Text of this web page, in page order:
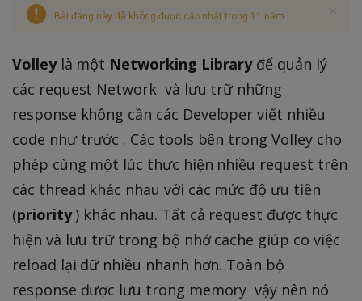
Bài đăng này đã không được cập nhật trong 11 năm
Volleylà một Networking Libraryđể quản lý
các request Network và lưu trữ những
response không cần các Developer viết nhiều
code như trước . Các tools bên trong Volley cho
phép cùng một lúc thưc hiện nhiều request trên
các thread khác nhau với các mức độ ưu tiên
(priority) khác nhau. Tất cả request được thực
hiện và lưu trữ trong bộ nhớ cache giúp co việc
reload lại dữ nhiều nhanh hơn. Toàn bộ
response được lưu trong memory vậy nên nó